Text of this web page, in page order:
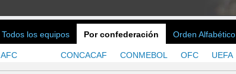
Todos los equipos Por confederación Orden Alfabético
AFC CONCACAF CONMEBOL OFC UEFA